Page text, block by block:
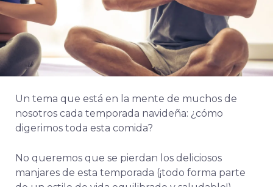
Un tema que está en la mente de muchos de
nosotros cada temporada navideña: ¿cómo
digerimos toda esta comida?
No queremos que se pierdan los deliciosos
manjares de esta temporada (¡todo forma parte